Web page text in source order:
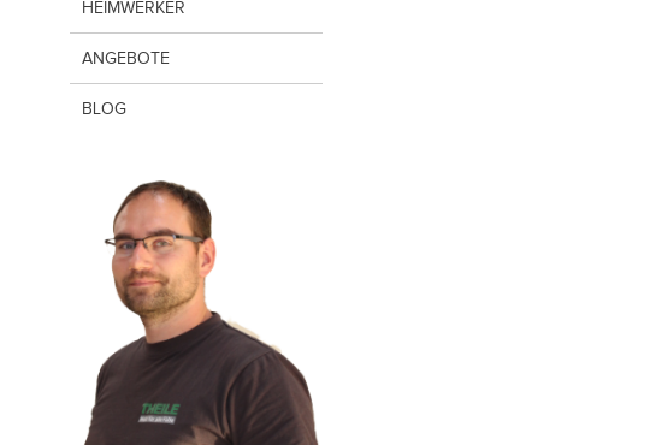
HEIMWERKER
ANGEBOTE
BLOG